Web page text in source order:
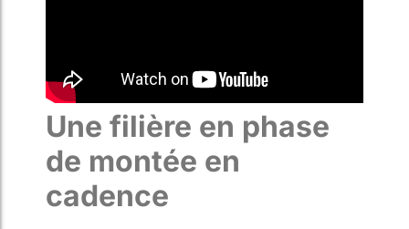
Une filière en phase
de montée en
cadence